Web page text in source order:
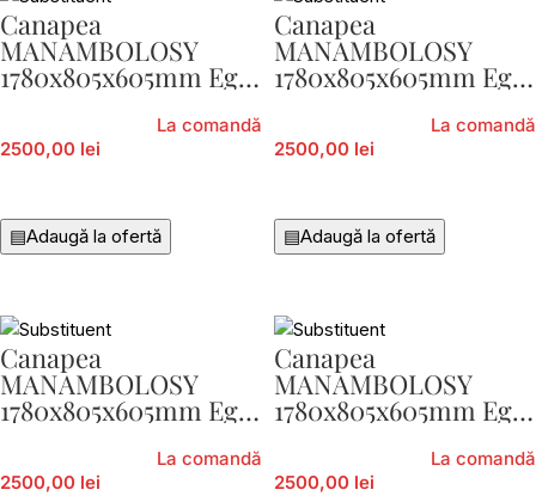
Canapea
MANAMBOLOSY
1780x805x605mm Eglo
2500,00 lei
La comandă
▤Adaugă la ofertă
Canapea
MANAMBOLOSY
1780x805x605mm Eglo
2500,00 lei
La comandă
▤Adaugă la ofertă
Canapea
MANAMBOLOSY
1780x805x605mm Eglo
2500,00 lei
La comandă
Canapea
MANAMBOLOSY
1780x805x605mm Eglo
2500,00 lei
La comandă